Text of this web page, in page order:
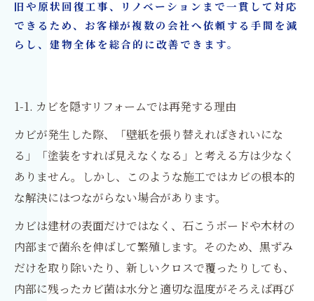
旧や原状回復工事、リノベーションまで一貫して対応
できるため、お客様が複数の会社へ依頼する手間を減
らし、建物全体を総合的に改善できます。
1-1. カビを隠すリフォームでは再発する理由
カビが発生した際、「壁紙を張り替えればきれいにな
る」「塗装をすれば見えなくなる」と考える方は少なく
ありません。しかし、このような施工ではカビの根本的
な解決にはつながらない場合があります。
カビは建材の表面だけではなく、石こうボードや木材の
内部まで菌糸を伸ばして繁殖します。そのため、黒ずみ
だけを取り除いたり、新しいクロスで覆ったりしても、
内部に残ったカビ菌は水分と適切な温度がそろえば再び